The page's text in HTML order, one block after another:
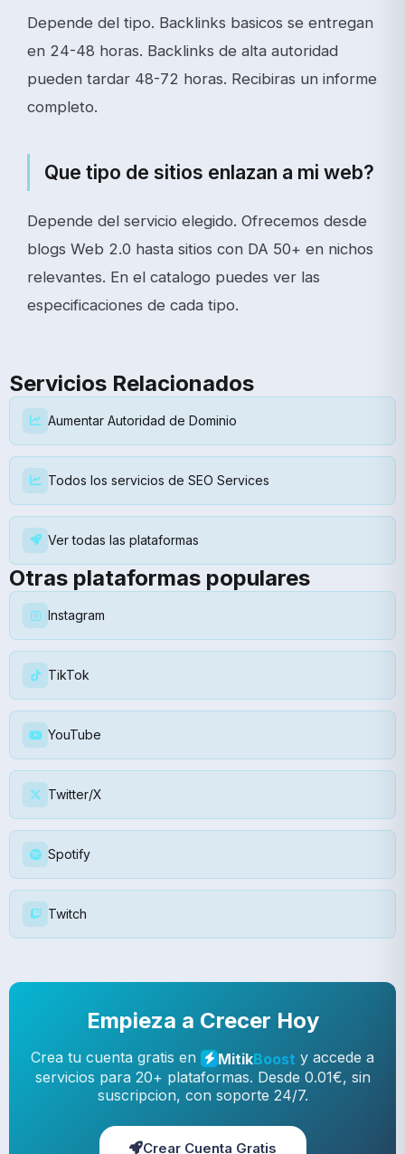
Depende del tipo. Backlinks basicos se entregan
en 24-48 horas. Backlinks de alta autoridad
pueden tardar 48-72 horas. Recibiras un informe
completo.
Que tipo de sitios enlazan a mi web?
Depende del servicio elegido. Ofrecemos desde
blogs Web 2.0 hasta sitios con DA 50+ en nichos
relevantes. En el catalogo puedes ver las
especificaciones de cada tipo.
Servicios Relacionados
Aumentar Autoridad de Dominio
Todos los servicios de SEO Services
Ver todas las plataformas
Otras plataformas populares
Instagram
TikTok
YouTube
Twitter/X
Spotify
Twitch
Empieza a Crecer Hoy
Crea tu cuenta gratis en MitikBoost y accede a
servicios para 20+ plataformas. Desde 0.01€, sin
suscripcion, con soporte 24/7.
Crear Cuenta Gratis